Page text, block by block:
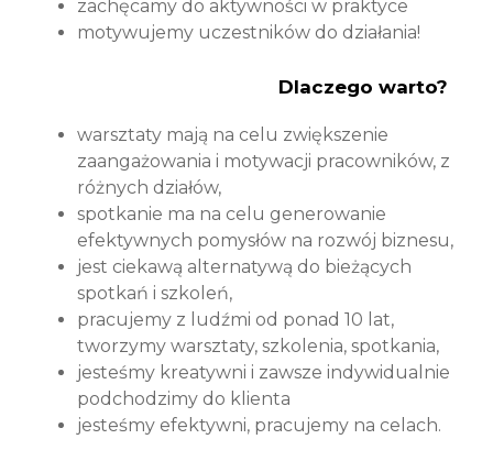
zachęcamy do aktywności w praktyce
motywujemy uczestników do działania!
Dlaczego warto?
warsztaty mają na celu zwiększenie
zaangażowania i motywacji pracowników, z
różnych działów,
spotkanie ma na celu generowanie
efektywnych pomysłów na rozwój biznesu,
jest ciekawą alternatywą do bieżących
spotkań i szkoleń,
pracujemy z ludźmi od ponad 10 lat,
tworzymy warsztaty, szkolenia, spotkania,
jesteśmy kreatywni i zawsze indywidualnie
podchodzimy do klienta
jesteśmy efektywni, pracujemy na celach.